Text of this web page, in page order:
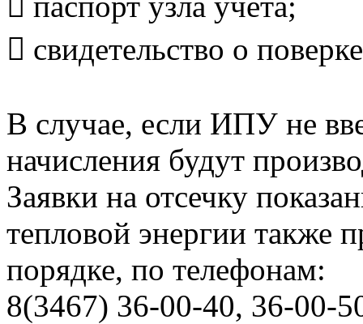
 свидетельство о
В случае, если ИПУ не
начисления будут
Заявки на отсечку
тепловой энергии также
порядке, по телефонам:
8(3467) 36-00-40, 36-00-